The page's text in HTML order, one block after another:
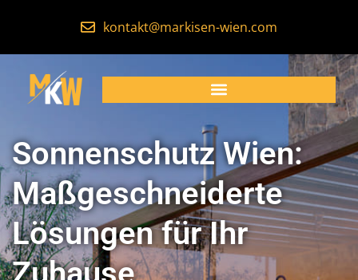
kontakt@markisen-wien.com
Sonnenschutz Wien:
Maßgeschneiderte
Lösungen für Ihr